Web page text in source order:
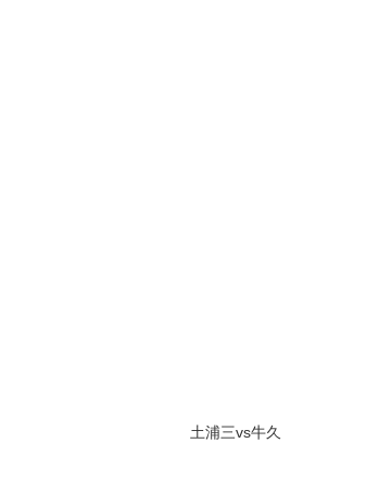
土浦三vs牛久